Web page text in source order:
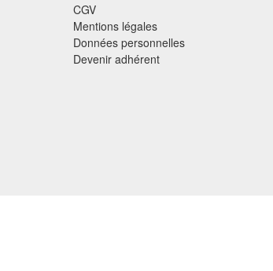
CGV
Mentions légales
Données personnelles
Devenir adhérent